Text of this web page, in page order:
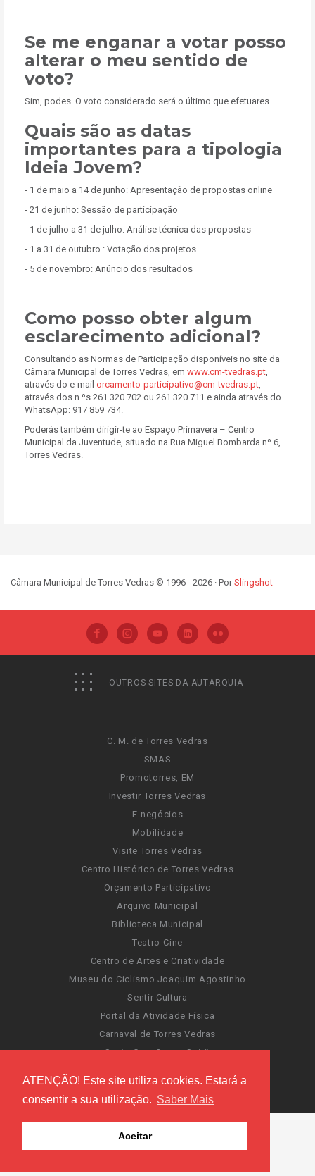
ATENÇÃO! Este site utiliza cookies. Estará a
consentir a sua utilização. Saber Mais
Aceitar
Se me enganar a votar posso
alterar o meu sentido de
voto?
Sim, podes. O voto considerado será o último que efetuares.
Quais são as datas
importantes para a tipologia
Ideia Jovem?
- 1 de maio a 14 de junho: Apresentação de propostas online
- 21 de junho: Sessão de participação
- 1 de julho a 31 de julho: Análise técnica das propostas
- 1 a 31 de outubro : Votação dos projetos
- 5 de novembro: Anúncio dos resultados
Como posso obter algum
esclarecimento adicional?
Consultando as Normas de Participação disponíveis no site da
Câmara Municipal de Torres Vedras, em www.cm-tvedras.pt,
através do e-mail orcamento-participativo@cm-tvedras.pt,
através dos n.ºs 261 320 702 ou 261 320 711 e ainda através do
WhatsApp: 917 859 734.
Poderás também dirigir-te ao Espaço Primavera – Centro
Municipal da Juventude, situado na Rua Miguel Bombarda nº 6,
Torres Vedras.
Câmara Municipal de Torres Vedras © 1996 - 2026 · PorSlingshot
OUTROS SITES DA AUTARQUIA
C. M. de Torres Vedras
SMAS
Promotorres, EM
Investir Torres Vedras
E-negócios
Mobilidade
Visite Torres Vedras
Centro Histórico de Torres Vedras
Orçamento Participativo
Arquivo Municipal
Biblioteca Municipal
Teatro-Cine
Centro de Artes e Criatividade
Museu do Ciclismo Joaquim Agostinho
Sentir Cultura
Portal da Atividade Física
Carnaval de Torres Vedras
Santa Cruz Ocean Spirit